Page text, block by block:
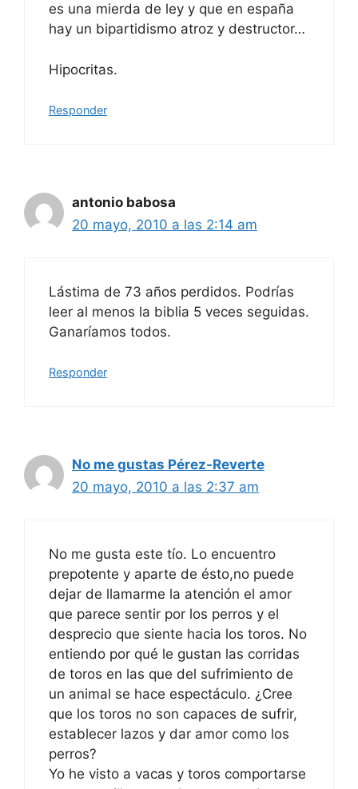
es una mierda de ley y que en españa
hay un bipartidismo atroz y destructor…
Hipocritas.
Responder
antonio babosa
20 mayo, 2010 a las 2:14 am
Lástima de 73 años perdidos. Podrías
leer al menos la biblia 5 veces seguidas.
Ganaríamos todos.
Responder
No me gustas Pérez-Reverte
20 mayo, 2010 a las 2:37 am
No me gusta este tío. Lo encuentro
prepotente y aparte de ésto,no puede
dejar de llamarme la atención el amor
que parece sentir por los perros y el
desprecio que siente hacia los toros. No
entiendo por qué le gustan las corridas
de toros en las que del sufrimiento de
un animal se hace espectáculo. ¿Cree
que los toros no son capaces de sufrir,
establecer lazos y dar amor como los
perros?
Yo he visto a vacas y toros comportarse